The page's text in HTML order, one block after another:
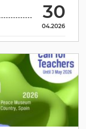
30
04.2026